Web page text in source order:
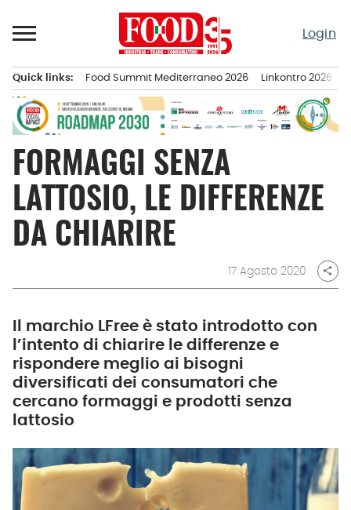
al
Login
principale
Quick links: Food Summit Mediterraneo 2026 Linkontro 2026
FORMAGGI SENZA
LATTOSIO, LE DIFFERENZE
DA CHIARIRE
17 Agosto 2020 share
Il marchio LFree è stato introdotto con
l’intento di chiarire le differenze e
rispondere meglio ai bisogni
diversificati dei consumatori che
cercano formaggi e prodotti senza
lattosio